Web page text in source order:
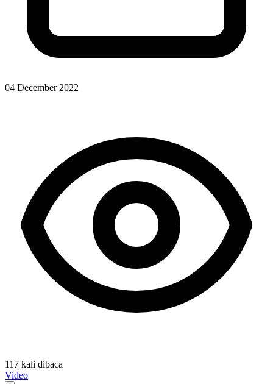
04 December 2022
117 kali dibaca
Video